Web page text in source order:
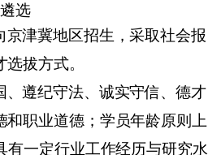
选
京津冀地区招生，采取社会报
拔方式。
、遵纪守法、诚实守信、德才
和职业道德；学员年龄原则上
有一定行业工作经历与研究水